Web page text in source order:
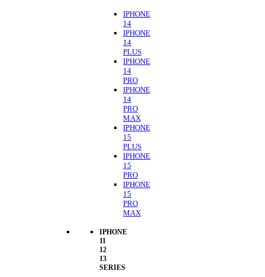
IPHONE
14
IPHONE
14
PLUS
IPHONE
14
PRO
IPHONE
14
PRO
MAX
IPHONE
15
PLUS
IPHONE
15
PRO
IPHONE
15
PRO
MAX
IPHONE
11
12
13
SERIES